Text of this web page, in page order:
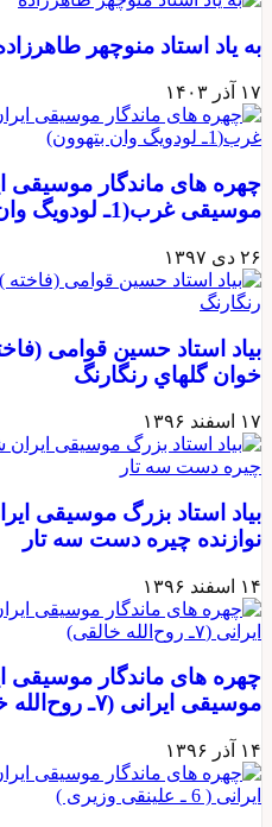
به یاد استاد منوچهر
۱۷ آذر ۱۴۰۳
چهره های ماندگار موسیقی
موسیقی غرب(1ـ لودویگ وان بتهوون)
۲۶ دی ۱۳۹۷
بیاد استاد حسین قوامی
خوان گلهاي رنگارنگ
۱۷ اسفند ۱۳۹۶
بیاد استاد بزرگ موسیقی
نوازنده چیره دست سه تار
۱۴ اسفند ۱۳۹۶
چهره های ماندگار موسیقی
موسیقی ایرانی (۷ـ روح‌الله خالقی)
۱۴ آذر ۱۳۹۶